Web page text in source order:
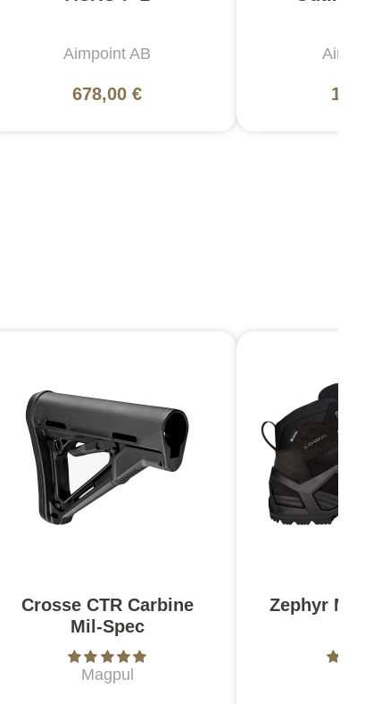
Aimpoint AB
678,00 €
Crosse CTR Carbine
Mil-Spec
Magpul
Zephyr